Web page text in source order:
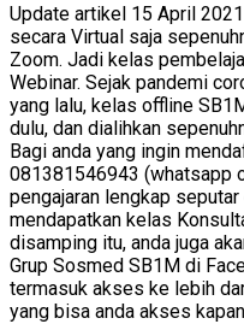
Update artikel 15 April
secara Virtual saja
Zoom. Jadi kelas
Webinar. Sejak pandemi
yang lalu, kelas offline
dulu, dan dialihkan
Bagi anda yang ingin
081381546943 (whatsapp
pengajaran lengkap
mendapatkan kelas
disamping itu, anda juga
Grup Sosmed SB1M di
termasuk akses ke lebih
yang bisa anda akses